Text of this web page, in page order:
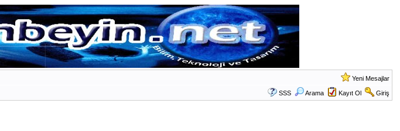
Yeni Mesajlar
SSS Arama Kayıt Ol Giriş